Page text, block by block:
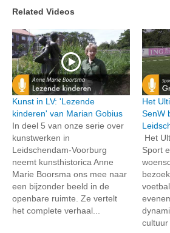
Related Videos
Kunst in LV: 'Lezende
kinderen' van Marian Gobius
In deel 5 van onze serie over
kunstwerken in
Leidschendam-Voorburg
neemt kunsthistorica Anne
Marie Boorsma ons mee naar
een bijzonder beeld in de
openbare ruimte. Ze vertelt
het complete verhaal...
Het
SenW
Het
Sport
cultuur